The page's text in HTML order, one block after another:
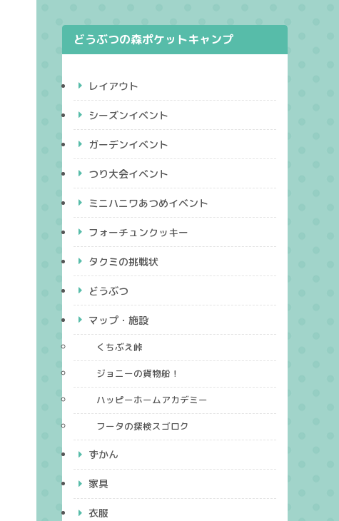
どうぶつの森ポケットキャンプ
レイアウト
シーズンイベント
ガーデンイベント
つり大会イベント
ミニハニワあつめイベント
フォーチュンクッキー
タクミの挑戦状
どうぶつ
マップ・施設
くちぶえ峠
ジョニーの貨物船！
ハッピーホームアカデミー
フータの探検スゴロク
ずかん
家具
衣服